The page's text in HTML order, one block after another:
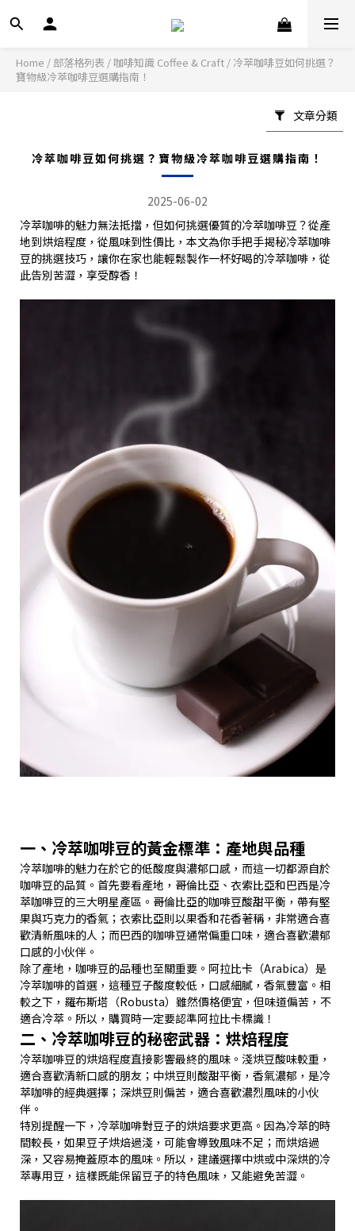
Home / 部落格列表 / 咖啡知識 Coffee & Craft / 冷萃咖啡豆如何挑選？
寶物級冷萃咖啡豆選購指南！
文章分類
冷萃咖啡豆如何挑選？寶物級冷萃咖啡豆選購指南！
2025-06-02
冷萃咖啡的魅力無法抵擋，但如何挑選優質的冷萃咖啡豆？從產
地到烘焙程度，從風味到性價比，本文為你手把手揭秘冷萃咖啡
豆的挑選技巧，讓你在家也能輕鬆製作一杯好喝的冷萃咖啡，從
此告別苦澀，享受醇香！
一、冷萃咖啡豆的黃金標準：產地與品種
冷萃咖啡的魅力在於它的低酸度與濃郁口感，而這一切都源自於
咖啡豆的品質。首先要看產地，哥倫比亞、衣索比亞和巴西是冷
萃咖啡豆的三大明星產區。哥倫比亞的咖啡豆酸甜平衡，帶有堅
果與巧克力的香氣；衣索比亞則以果香和花香著稱，非常適合喜
歡清新風味的人；而巴西的咖啡豆通常偏重口味，適合喜歡濃郁
口感的小伙伴。
除了產地，咖啡豆的品種也至關重要。阿拉比卡（Arabica）是
冷萃咖啡的首選，這種豆子酸度較低，口感細膩，香氣豐富。相
較之下，羅布斯塔（Robusta）雖然價格便宜，但味道偏苦，不
適合冷萃。所以，購買時一定要認準阿拉比卡標識！
二、冷萃咖啡豆的秘密武器：烘焙程度
冷萃咖啡豆的烘焙程度直接影響最終的風味。淺烘豆酸味較重，
適合喜歡清新口感的朋友；中烘豆則酸甜平衡，香氣濃郁，是冷
萃咖啡的經典選擇；深烘豆則偏苦，適合喜歡濃烈風味的小伙
伴。
特別提醒一下，冷萃咖啡對豆子的烘焙要求更高。因為冷萃的時
間較長，如果豆子烘焙過淺，可能會導致風味不足；而烘焙過
深，又容易掩蓋原本的風味。所以，建議選擇中烘或中深烘的冷
萃專用豆，這樣既能保留豆子的特色風味，又能避免苦澀。